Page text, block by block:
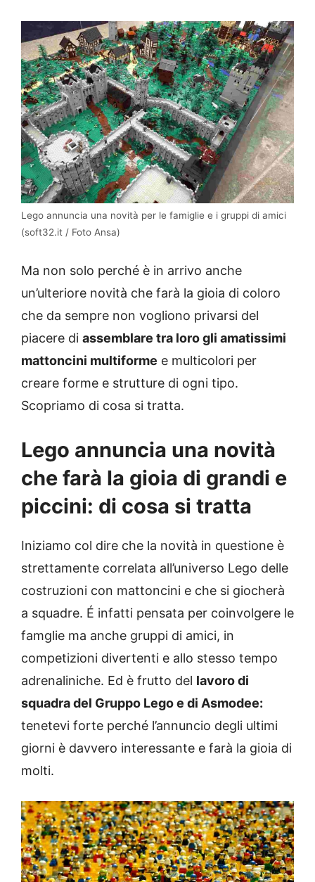
Lego annuncia una novità per le famiglie e i gruppi di amici
(soft32.it / Foto Ansa)
Ma non solo perché è in arrivo anche
un’ulteriore novità che farà la gioia di coloro
che da sempre non vogliono privarsi del
piacere di assemblare tra loro gli amatissimi
mattoncini multiforme e multicolori per
creare forme e strutture di ogni tipo.
Scopriamo di cosa si tratta.
Lego annuncia una novità
che farà la gioia di grandi e
piccini: di cosa si tratta
Iniziamo col dire che la novità in questione è
strettamente correlata all’universo Lego delle
costruzioni con mattoncini e che si giocherà
a squadre. É infatti pensata per coinvolgere le
famglie ma anche gruppi di amici, in
competizioni divertenti e allo stesso tempo
adrenaliniche. Ed è frutto del lavoro di
squadra del Gruppo Lego e di Asmodee:
tenetevi forte perché l’annuncio degli ultimi
giorni è davvero interessante e farà la gioia di
molti.